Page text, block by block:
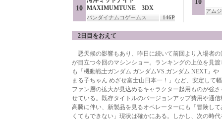
10 MAXIMUMTUNE 3DX
バンダイナムコゲームス 146P
10
アム
2日目をおえて
悪天候の影響もあり、昨日に続いて前回より入場者の
が目立つ今回のマシンショー。ランキングの上位を見渡
も「機動戦士ガンダム ガンダムVS.ガンダム NEXT」や
まる子ちゃん めざせ富士山日本一！」など、安定して
ファン層の拡大が見込めるキャラクター起用ものが強さ
せている。既存タイトルのバージョンアップ費用や通信
高騰に伴い、新製品を見るオペレーターにも「冒険して
くてもできない」現状は確かにある。しかし、次の時代